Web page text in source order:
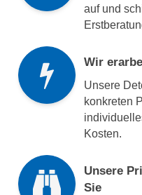
auf und
Wir
Unsere
konkreten
Kosten.
Unsere
Sie